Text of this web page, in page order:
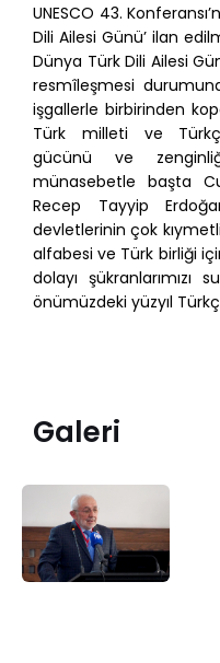
UNESCO 43.
Dili Ailesi Günü’ ilan
Dünya Türk Dili Ailesi
resmîleşmesi
işgallerle birbirinden
Türk milleti ve
gücünü ve
münasebetle başta
Recep Tayyip
devletlerinin çok
alfabesi ve Türk birliği
dolayı şükranlarımızı
önümüzdeki yüzyıl
Galeri